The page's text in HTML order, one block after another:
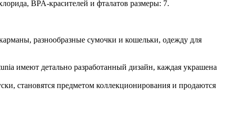
BPA-красителей и фталатов размеры: 7.
разнообразные сумочки и кошельки, одежду для
имеют детально разработанный дизайн, каждая украшена
становятся предметом коллекционирования и продаются